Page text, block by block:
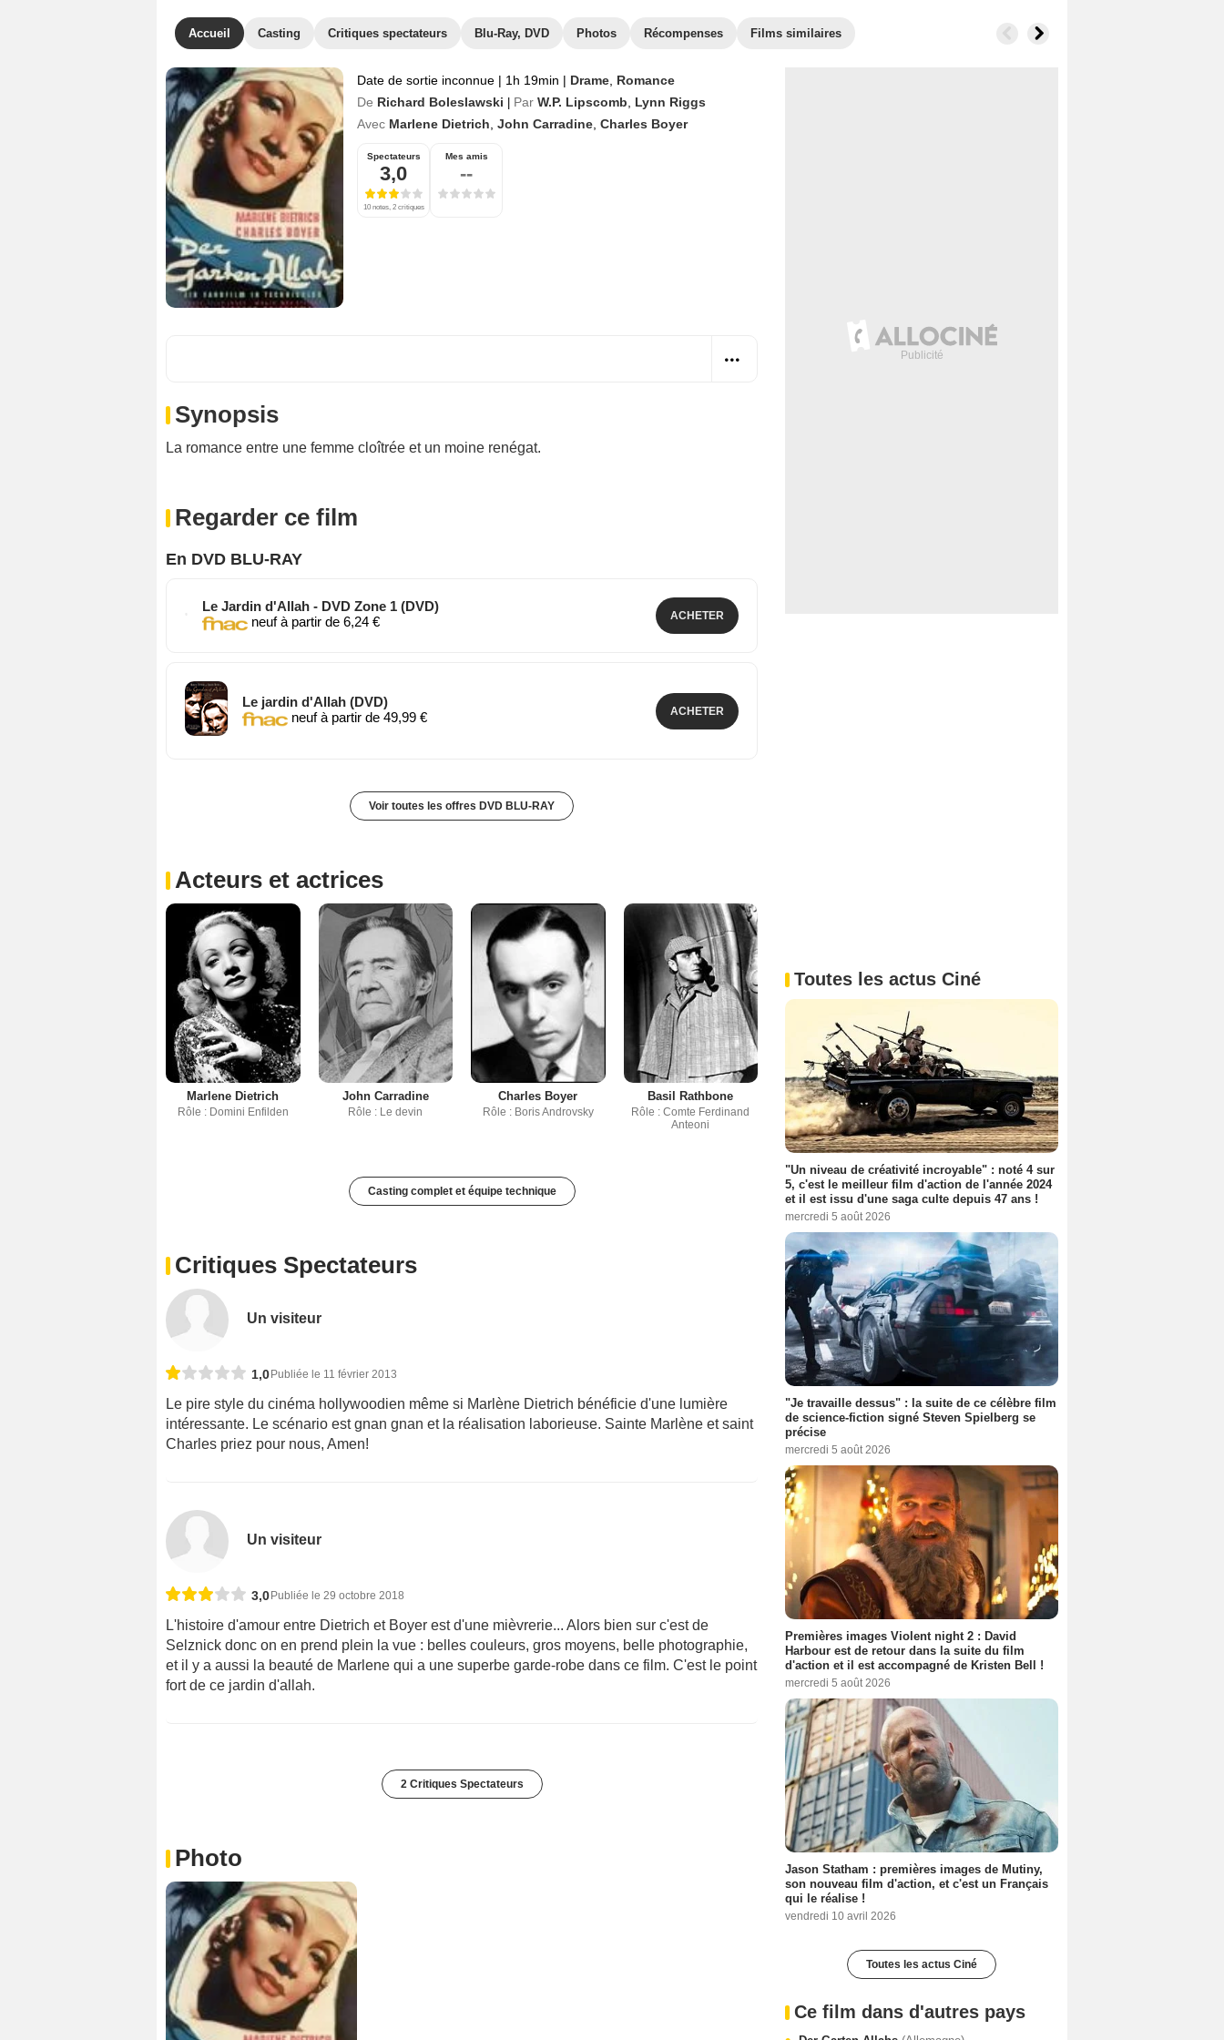
Accueil Casting Critiques spectateurs Blu-Ray, DVD Photos Récompenses Films similaires
Date de sortie inconnue | 1h 19min | Drame Romance
De Richard Boleslawski Par W.P. Lipscomb
Lynn Riggs
Avec Marlene Dietrich John Carradine Charles Boyer
Spectateurs
3,0
10 notes, 2 critiques
Mes amis
--
Synopsis
La romance entre une femme cloîtrée et un moine renégat.
Regarder ce film
En DVD BLU-RAY
Le Jardin d'Allah - DVD Zone 1 (DVD)
neuf à partir de 6,24 €
ACHETER
Le jardin d'Allah (DVD)
neuf à partir de 49,99 €
ACHETER
Voir toutes les offres DVD BLU-RAY
Acteurs et actrices
Marlene Dietrich
Rôle : Domini Enfilden
John Carradine
Rôle : Le devin
Charles Boyer
Rôle : Boris Androvsky
Basil Rathbone
Rôle : Comte Ferdinand
Anteoni
Casting complet et équipe technique
Critiques Spectateurs
Un visiteur
1,0 Publiée le 11 février 2013
Le pire style du cinéma hollywoodien même si Marlène Dietrich bénéficie d'une lumière
intéressante. Le scénario est gnan gnan et la réalisation laborieuse. Sainte Marlène et saint
Charles priez pour nous, Amen!
Un visiteur
3,0 Publiée le 29 octobre 2018
L'histoire d'amour entre Dietrich et Boyer est d'une mièvrerie... Alors bien sur c'est de
Selznick donc on en prend plein la vue : belles couleurs, gros moyens, belle photographie,
et il y a aussi la beauté de Marlene qui a une superbe garde-robe dans ce film. C'est le point
fort de ce jardin d'allah.
2 Critiques Spectateurs
Photo
Toutes les actus Ciné
"Un niveau de créativité incroyable" : noté 4 sur
5, c'est le meilleur film d'action de l'année 2024
et il est issu d'une saga culte depuis 47 ans !
mercredi 5 août 2026
"Je travaille dessus" : la suite de ce célèbre film
de science-fiction signé Steven Spielberg se
précise
mercredi 5 août 2026
Premières images Violent night 2 : David
Harbour est de retour dans la suite du film
d'action et il est accompagné de Kristen Bell !
mercredi 5 août 2026
Jason Statham : premières images de Mutiny,
son nouveau film d'action, et c'est un Français
qui le réalise !
vendredi 10 avril 2026
Toutes les actus Ciné
Ce film dans d'autres pays